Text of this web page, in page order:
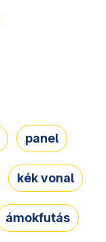
panel
kék vonal
ámokfutás